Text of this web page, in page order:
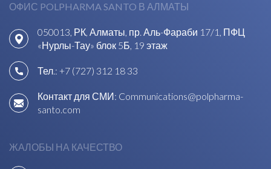
ОФИС POLPHARMA SANTO В АЛМАТЫ
050013, РК, Алматы, пр. Аль-Фараби 17/1, ПФЦ
«Нурлы-Тау» блок 5Б, 19 этаж
Тел.: +7 (727) 312 18 33
Контакт для СМИ: Communications@polpharma-
santo.com
ЖАЛОБЫ НА КАЧЕСТВО